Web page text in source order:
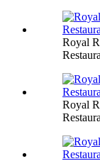
Royal
Royal